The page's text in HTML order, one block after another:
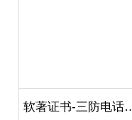
软著证书-三防电话